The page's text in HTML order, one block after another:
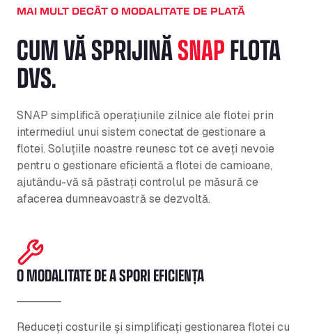
MAI MULT DECÂT O MODALITATE DE PLATĂ
CUM VĂ SPRIJINĂSNAPFLOTA
DVS.
SNAP simplifică operațiunile zilnice ale flotei prin
intermediul unui sistem conectat de gestionare a
flotei. Soluțiile noastre reunesc tot ce aveți nevoie
pentru o gestionare eficientă a flotei de camioane,
ajutându-vă să păstrați controlul pe măsură ce
afacerea dumneavoastră se dezvoltă.
O MODALITATE DE A SPORI EFICIENȚA
Reduceți costurile și simplificați gestionarea flotei cu